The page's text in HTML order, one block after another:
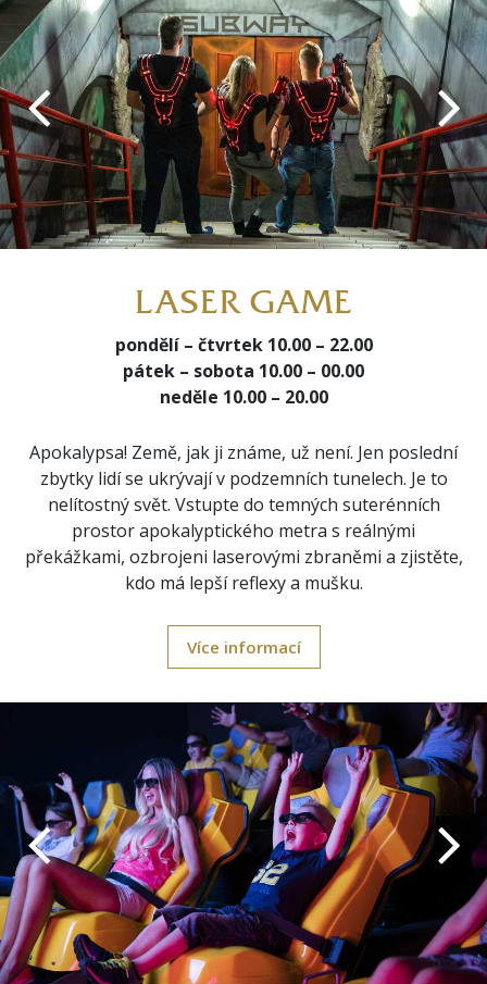
LASER GAME
pondělí – čtvrtek 10.00 – 22.00
pátek – sobota 10.00 – 00.00
neděle 10.00 – 20.00
Apokalypsa! Země, jak ji známe, už není. Jen poslední
zbytky lidí se ukrývají v podzemních tunelech. Je to
nelítostný svět. Vstupte do temných suterénních
prostor apokalyptického metra s reálnými
překážkami, ozbrojeni laserovými zbraněmi a zjistěte,
kdo má lepší reflexy a mušku.
Více informací